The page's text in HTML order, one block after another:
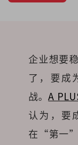
企业想要
了，要成
战。A
认为，要
在“第一”